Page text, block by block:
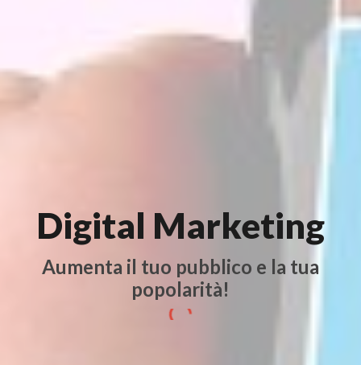
Digital Marketing
Aumenta il tuo pubblico e la tua
popolarità!